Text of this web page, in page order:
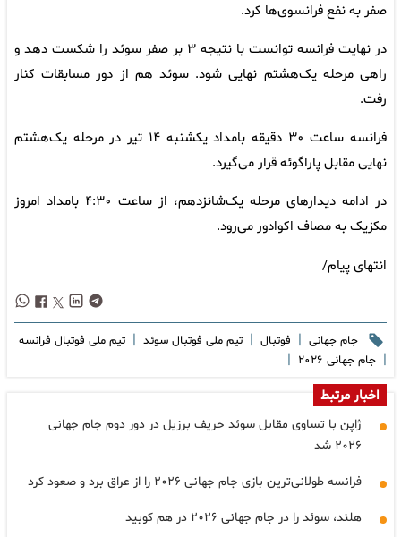
صفر به نفع فرانسوی‌ها کرد.
در نهایت فرانسه توانست با نتیجه ۳ بر صفر سوئد را شکست دهد و
راهی مرحله یک‌هشتم نهایی شود. سوئد هم از دور مسابقات کنار
رفت.
فرانسه ساعت ۳۰ دقیقه بامداد یکشنبه ۱۴ تیر در مرحله یک‌هشتم
نهایی مقابل پاراگوئه قرار می‌گیرد.
در ادامه دیدارهای مرحله یک‌شانزدهم، از ساعت ۴:۳۰ بامداد امروز
مکزیک به مصاف اکوادور می‌رود.
انتهای پیام/
جام جهانی | فوتبال | تیم ملی فوتبال سوئد | تیم ملی فوتبال فرانسه
| جام جهانی ۲۰۲۶ |
اخبار مرتبط
ژاپن با تساوی مقابل سوئد حریف برزیل در دور دوم جام جهانی
۲۰۲۶ شد
فرانسه طولانی‌ترین بازی جام جهانی ۲۰۲۶ را از عراق برد و صعود کرد
هلند، سوئد را در جام جهانی ۲۰۲۶ در هم کوبید